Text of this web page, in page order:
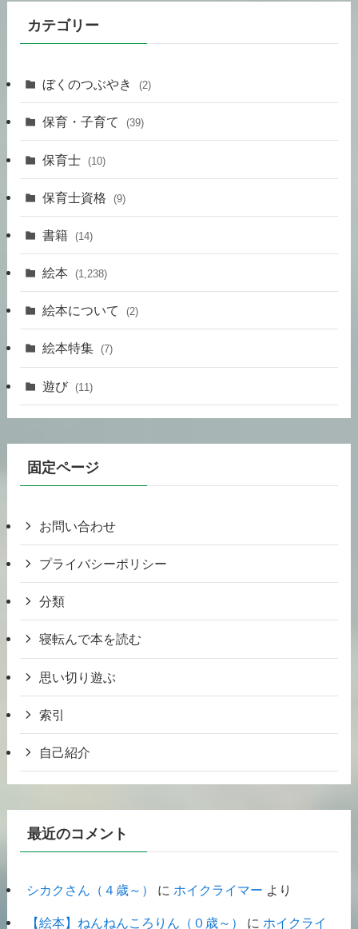
カテゴリー
ぼくのつぶやき (2)
保育・子育て (39)
保育士 (10)
保育士資格 (9)
書籍 (14)
絵本 (1,238)
絵本について (2)
絵本特集 (7)
遊び (11)
固定ページ
お問い合わせ
プライバシーポリシー
分類
寝転んで本を読む
思い切り遊ぶ
索引
自己紹介
最近のコメント
シカクさん（４歳～） に ホイクライマー より
【絵本】ねんねんころりん（０歳～） に ホイクライ